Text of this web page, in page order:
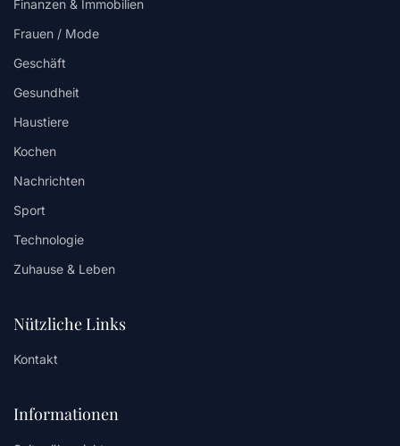
Finanzen & Immobilien
Frauen / Mode
Geschäft
Gesundheit
Haustiere
Kochen
Nachrichten
Sport
Technologie
Zuhause & Leben
Nützliche Links
Kontakt
Informationen